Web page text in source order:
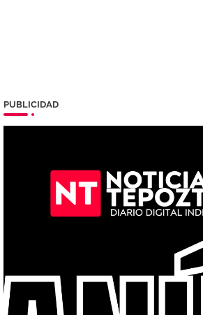
PUBLICIDAD